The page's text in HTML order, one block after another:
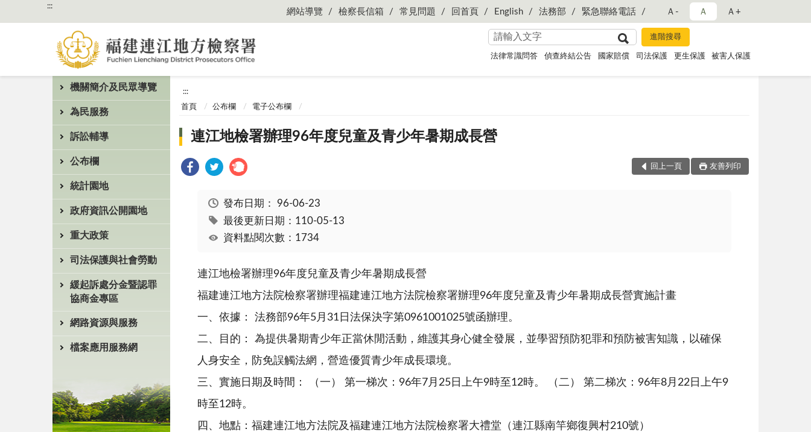
:::
網站導覽 檢察長信箱 常見問題 回首頁 English 法務部 緊急聯絡電話 Ａ- Ａ Ａ+
法律常識問答 偵查終結公告 國家賠償 司法保護 更生保護 被害人保護
機關簡介及民眾導覽
為民服務
訴訟輔導
公布欄
統計園地
政府資訊公開園地
重大政策
司法保護與社會勞動
緩起訴處分金暨認罪
協商金專區
網路資源與服務
檔案應用服務網
:::
首頁 公布欄 電子公布欄
連江地檢署辦理96年度兒童及青少年暑期成長營
回上一頁 友善列印
發布日期： 96-06-23
最後更新日期：110-05-13
資料點閱次數：1734
連江地檢署辦理96年度兒童及青少年暑期成長營
福建連江地方法院檢察署辦理福建連江地方法院檢察署辦理96年度兒童及青少年暑期成長營實施計畫
一、依據： 法務部96年5月31日法保決字第0961001025號函辦理。
二、目的： 為提供暑期青少年正當休閒活動，維護其身心健全發展，並學習預防犯罪和預防被害知識，以確保
人身安全，防免誤觸法網，營造優質青少年成長環境。
三、實施日期及時間： （一） 第一梯次：96年7月25日上午9時至12時。 （二） 第二梯次：96年8月22日上午9
時至12時。
四、地點：福建連江地方法院及福建連江地方法院檢察署大禮堂（連江縣南竿鄉復興村210號）